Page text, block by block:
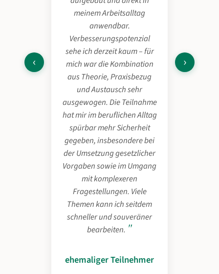
‹
meinem Arbeitsalltag
anwendbar.
Verbesserungspotenzial
sehe ich derzeit kaum – für
mich war die Kombination
aus Theorie, Praxisbezug
und Austausch sehr
ausgewogen. Die Teilnahme
hat mir im beruflichen Alltag
spürbar mehr Sicherheit
gegeben, insbesondere bei
der Umsetzung gesetzlicher
Vorgaben sowie im Umgang
mit komplexeren
Fragestellungen. Viele
Themen kann ich seitdem
schneller und souveräner
bearbeiten.
ehemaliger Teilnehmer
›